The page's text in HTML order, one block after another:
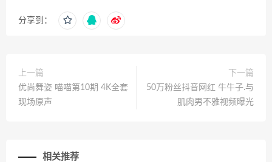
分享到：
上一篇
优尚舞姿 喵喵第10期 4K全套
现场原声
下一篇
50万粉丝抖音网红 牛牛子.与
肌肉男不雅视频曝光
相关推荐